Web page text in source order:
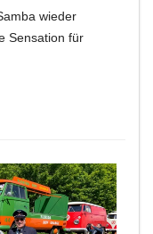
wieder
Sensation für